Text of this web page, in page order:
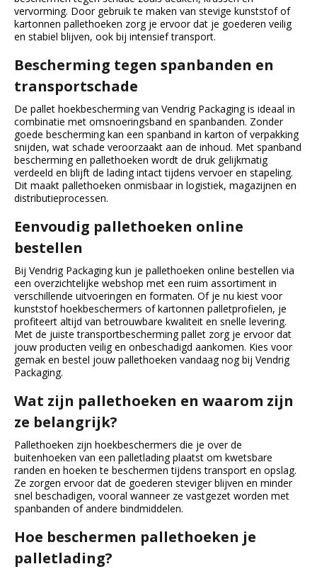
vervorming. Door gebruik te maken van stevige kunststof of
kartonnen pallethoeken zorg je ervoor dat je goederen veilig
en stabiel blijven, ook bij intensief transport.
Bescherming tegen spanbanden en
transportschade
De pallet hoekbescherming van Vendrig Packaging is ideaal in
combinatie met omsnoeringsband en spanbanden. Zonder
goede bescherming kan een spanband in karton of verpakking
snijden, wat schade veroorzaakt aan de inhoud. Met spanband
bescherming en pallethoeken wordt de druk gelijkmatig
verdeeld en blijft de lading intact tijdens vervoer en stapeling.
Dit maakt pallethoeken onmisbaar in logistiek, magazijnen en
distributieprocessen.
Eenvoudig pallethoeken online
bestellen
Bij Vendrig Packaging kun je pallethoeken online bestellen via
een overzichtelijke webshop met een ruim assortiment in
verschillende uitvoeringen en formaten. Of je nu kiest voor
kunststof hoekbeschermers of kartonnen palletprofielen, je
profiteert altijd van betrouwbare kwaliteit en snelle levering.
Met de juiste transportbescherming pallet zorg je ervoor dat
jouw producten veilig en onbeschadigd aankomen. Kies voor
gemak en bestel jouw pallethoeken vandaag nog bij Vendrig
Packaging.
Wat zijn pallethoeken en waarom zijn
ze belangrijk?
Pallethoeken zijn hoekbeschermers die je over de
buitenhoeken van een palletlading plaatst om kwetsbare
randen en hoeken te beschermen tijdens transport en opslag.
Ze zorgen ervoor dat de goederen steviger blijven en minder
snel beschadigen, vooral wanneer ze vastgezet worden met
spanbanden of andere bindmiddelen.
Hoe beschermen pallethoeken je
palletlading?